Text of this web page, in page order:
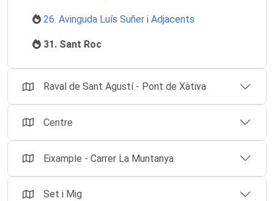
26. Avinguda Luís Suñer i Adjacents
31. Sant Roc
Raval de Sant Agustí - Pont de Xàtiva
Centre
Eixample - Carrer La Muntanya
Set i Mig